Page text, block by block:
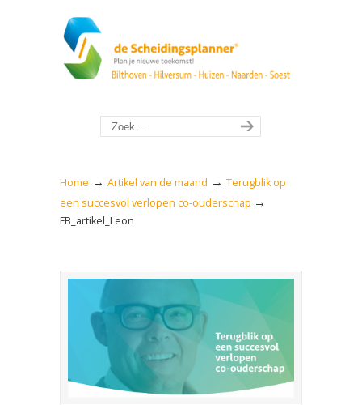
Home → Artikel van de maand → Terugblik op
een succesvol verlopen co-ouderschap →
FB_artikel_Leon